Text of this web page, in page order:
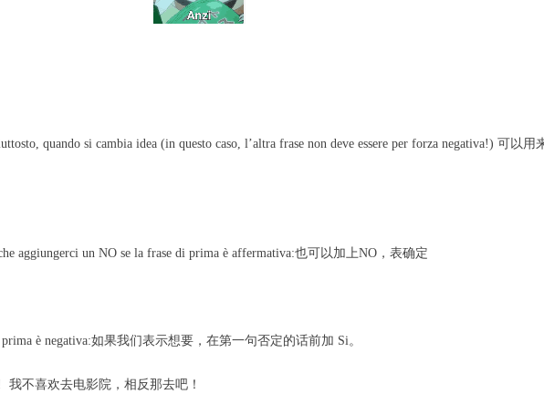
quando si cambia idea (in questo caso, l’altra frase non deve essere per forza negativa!) 可以
aggiungerci un NO se la frase di prima è affermativa:也可以加上NO，表确定
è negativa:如果我们表示想要，在第一句否定的话前加 Si。
我不喜欢去电影院，相反那去吧！